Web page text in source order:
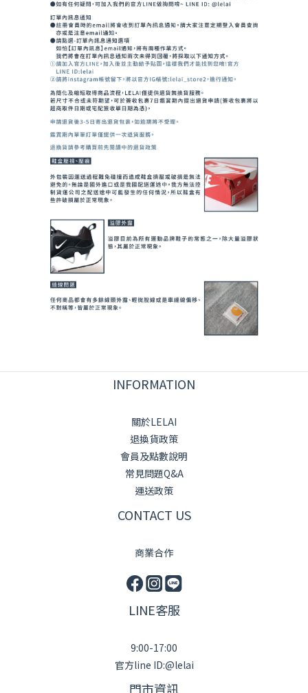
INFORMATION
關於LELAI
退換貨政策
會員及點數說明
常見問題Q&A
運送政策
CONTACT US
商業合作
LINE客服
9:00-17:00
官方line ID:@lelai
門市資訊